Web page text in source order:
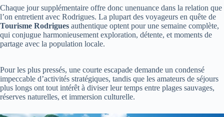
Chaque jour supplémentaire offre donc unenuance dans la relation que
l’on entretient avec Rodrigues. La plupart des voyageurs en quête de
Tourisme Rodrigues authentique optent pour une semaine complète,
qui conjugue harmonieusement exploration, détente, et moments de
partage avec la population locale.
Pour les plus pressés, une courte escapade demande un condensé
impeccable d’activités stratégiques, tandis que les amateurs de séjours
plus longs ont tout intérêt à diviser leur temps entre plages sauvages,
réserves naturelles, et immersion culturelle.